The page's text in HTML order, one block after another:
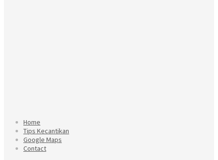
Home
Tips Kecantikan
Google Maps
Contact